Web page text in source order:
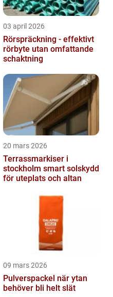
03 april 2026
Rörspräckning - effektivt
rörbyte utan omfattande
schaktning
20 mars 2026
Terrassmarkiser i
stockholm smart solskydd
för uteplats och altan
09 mars 2026
Pulverspackel när ytan
behöver bli helt slät